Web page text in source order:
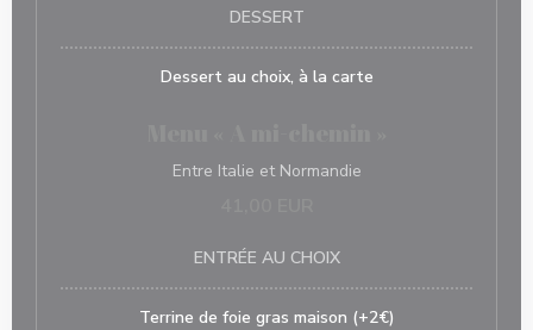
DESSERT
Dessert au choix, à la carte
Entre Italie et Normandie
ENTRÉE AU CHOIX
Terrine de foie gras maison (+2€)